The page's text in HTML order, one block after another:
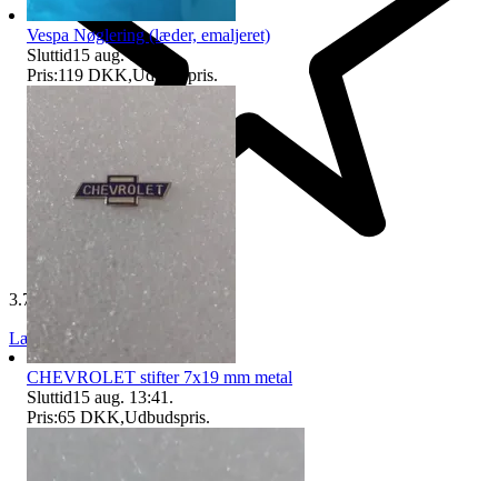
3.730 anmeldelser
Læs anmeldelser
Vespa Nøglering (læder, emaljeret)
Sluttid15 aug. 13:41 .
Pris:119 DKK,Udbudspris.
CHEVROLET stifter 7x19 mm metal
Sluttid15 aug. 13:41 .
Pris:65 DKK,Udbudspris.